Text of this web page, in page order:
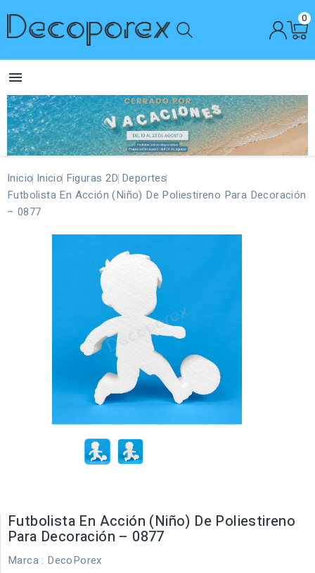
0

Inicio Inicio Figuras 2D Deportes
Futbolista En Acción (Niño) De Poliestireno Para Decoración
– 0877
Futbolista En Acción (Niño) De Poliestireno
Para Decoración – 0877
Marca : DecoPorex